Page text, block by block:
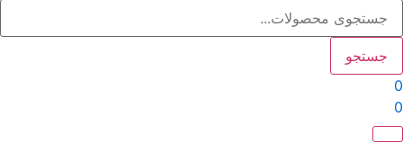
جستجو